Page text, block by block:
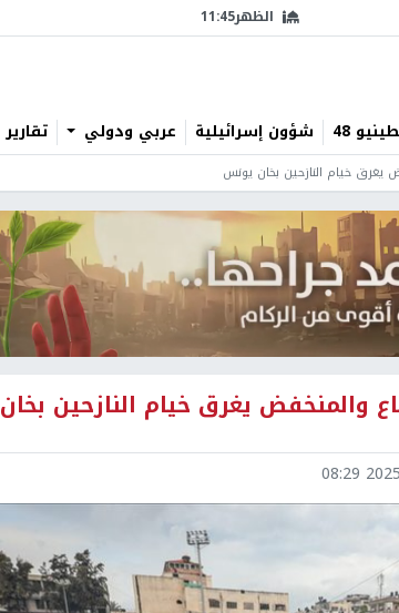
الظهر11:45
48 شؤون إسرائيلية عربي ودولي تقارير
يغرق خيام النازحين بخان يونس
والمنخفض يغرق خيام النازحين بخان
2025-